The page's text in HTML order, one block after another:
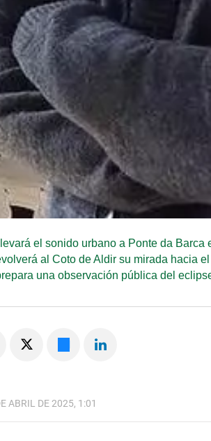
el sonido urbano a Ponte da Barca
al Coto de Aldir su mirada hacia
una observación pública del
ABRIL DE 2025, 1:01